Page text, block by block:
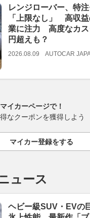
レンジローバー、特
「上限なし」 高収
業に注力 高度なカス
円超えも？
2026.08.09 AUTOCAR
イカーページで！
なクーポンを獲得しよう
マイカー登録をする
ュース
ヘビー級SUV・EVの